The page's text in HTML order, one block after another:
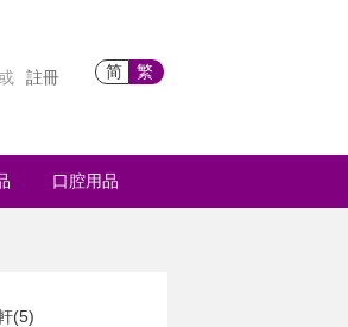
简 繁
註冊
口腔用品
(5)